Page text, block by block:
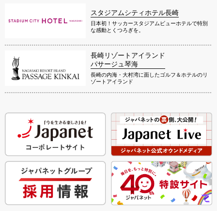
スタジアムシティホテル長崎
日本初！サッカースタジアムビューホテルで特別
な感動とくつろぎを。
長崎リゾートアイランド
パサージュ琴海
長崎の内海・大村湾に面したゴルフ＆ホテルのリ
ゾートアイランド